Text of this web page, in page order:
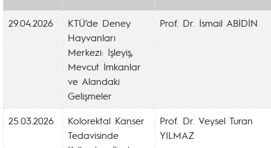
29.04.2026
KTÜ’de Deney
Hayvanları
Merkezi: İşleyiş,
Mevcut İmkanlar
ve Alandaki
Gelişmeler
Prof. Dr. İsmail ABİDİN
25.03.2026
Kolorektal Kanser
Tedavisinde
Prof. Dr. Veysel Turan
YILMAZ